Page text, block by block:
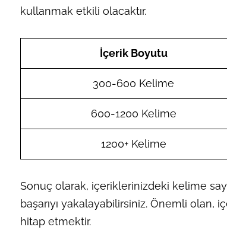
kullanmak etkili olacaktır.
İçerik Boyutu
300-600 Kelime
600-1200 Kelime
1200+ Kelime
Sonuç olarak, içeriklerinizdeki kelime
başarıyı yakalayabilirsiniz. Önemli olan,
hitap etmektir.